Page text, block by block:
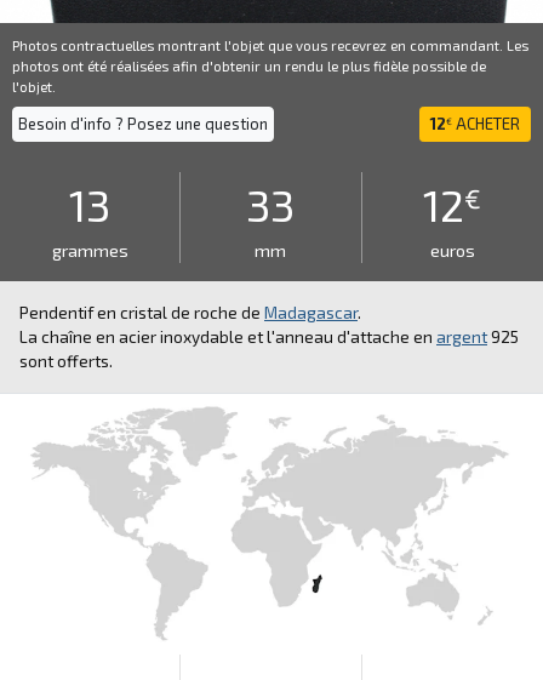
Photos contractuelles montrant l'objet que vous recevrez en commandant. Les
photos ont été réalisées afin d'obtenir un rendu le plus fidèle possible de
l'objet.
Besoin d'info ? Posez une question 12€ ACHETER
13
grammes
33
mm
12€
euros
Pendentif en cristal de roche de Madagascar.
La chaîne en acier inoxydable et l'anneau d'attache en argent925
sont offerts.